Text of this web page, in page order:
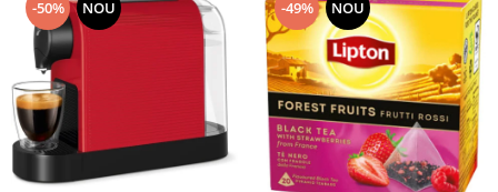
-50% NOU -49% NOU